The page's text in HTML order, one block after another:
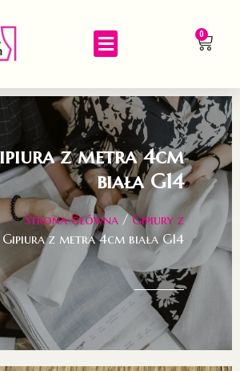
0
z metra 4cm
biała G14
Strona główna /Gipiury z
z metra 4cm biała G14